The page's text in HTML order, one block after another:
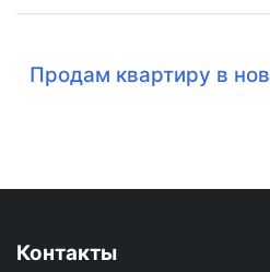
Продам квартиру в
Контакты